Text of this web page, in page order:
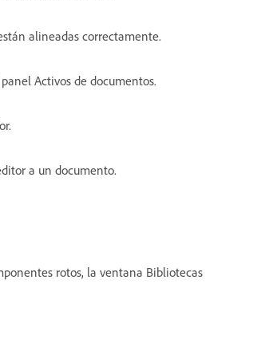
alineadas correctamente.
Activos de documentos.
a un documento.
rotos, la ventana Bibliotecas